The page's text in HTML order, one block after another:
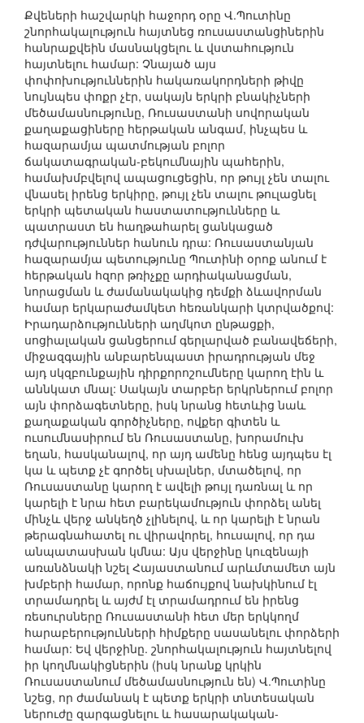
Քվեների հաշվարկի հաջորդ օրը Վ.Պուտինը
շնորհակալություն հայտնեց ռուսաստանցիներին
հանրաքվեին մասնակցելու և վստահություն
հայտնելու համար: Չնայած այս
փոփոխություններին հակառակորդների թիվը
նույնպես փոքր չէր, սակայն երկրի բնակիչների
մեծամասնությունը, Ռուսաստանի սովորական
քաղաքացիները հերթական անգամ, ինչպես և
հազարամյա պատմության բոլոր
ճակատագրական-բեկումնային պահերին,
համախմբվելով ապացուցեցին, որ թույլ չեն տալու
վնասել իրենց երկիրը, թույլ չեն տալու թուլացնել
երկրի պետական հաստատությունները և
պատրաստ են հաղթահարել ցանկացած
դժվարություններ հանուն դրա: Ռուսաստանյան
հազարամյա պետությունը Պուտինի օրոք անում է
հերթական հզոր թռիչքը արդիականացման,
նորացման և ժամանակակից դեմքի ձևավորման
համար երկարաժամկետ հեռանկարի կտրվածքով:
Իրադարձությունների աղմկոտ ընթացքի,
սոցիալական ցանցերում գերլարված բանավեճերի,
միջազգային անբարենպաստ իրադրության մեջ
այդ սկզբունքային դիրքորոշումները կարող էին և
աննկատ մնալ: Սակայն տարբեր երկրներում բոլոր
այն փորձագետները, իսկ նրանց հետևից նաև
քաղաքական գործիչները, ովքեր գիտեն և
ուսումնասիրում են Ռուսաստանը, խորամուխ
եղան, հասկանալով, որ այդ ամենը հենց այդպես էլ
կա և պետք չէ գործել սխալներ, մտածելով, որ
Ռուսաստանը կարող է ավելի թույլ դառնալ և որ
կարելի է նրա հետ բարեկամություն փորձել անել
մինչև վերջ անկեղծ չլինելով, և որ կարելի է նրան
թերագնահատել ու վիրավորել, հուսալով, որ դա
անպատասխան կմնա: Այս վերջինը կուզենայի
առանձնակի նշել Հայաստանում արևմտամետ այն
խմբերի համար, որոնք հաճույքով նախկինում էլ
տրամադրել և այժմ էլ տրամադրում են իրենց
ռեսուրսները Ռուսաստանի հետ մեր երկկողմ
հարաբերությունների հիմքերը սասանելու փորձերի
համար: Եվ վերջինը. շնորհակալություն հայտնելով
իր կողմնակիցներին (իսկ նրանք կրկին
Ռուսաստանում մեծամասնություն են) Վ.Պուտինը
նշեց, որ ժամանակ է պետք երկրի տնտեսական
ներուժը զարգացնելու և հասարակական-